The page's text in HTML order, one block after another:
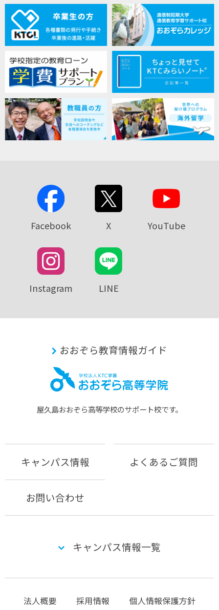
Facebook X YouTube
Instagram LINE
おおぞら教育情報ガイド
屋久島おおぞら⾼等学校のサポート校です。
キャンパス情報 よくあるご質問
お問い合わせ
キャンパス情報一覧
法人概要 採用情報 個人情報保護方針